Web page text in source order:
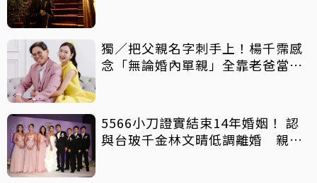
獨／把父親名字刺手上！楊千霈感
念「無論婚內單親」全靠老爸當後
5566小刀證實結束14年婚姻！ 認
與台玻千金林文晴低調離婚 親發